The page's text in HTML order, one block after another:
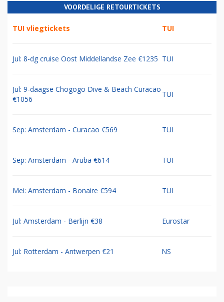
VOORDELIGE RETOURTICKETS
TUI vliegtickets TUI
Jul: 8-dg cruise Oost Middellandse Zee €1235 TUI
Jul: 9-daagse Chogogo Dive & Beach Curacao
€1056
TUI
Sep: Amsterdam - Curacao €569 TUI
Sep: Amsterdam - Aruba €614 TUI
Mei: Amsterdam - Bonaire €594 TUI
Jul: Amsterdam - Berlijn €38 Eurostar
Jul: Rotterdam - Antwerpen €21 NS